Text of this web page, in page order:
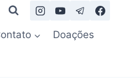
Doações